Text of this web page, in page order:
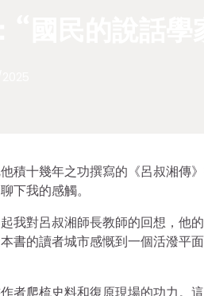
積十幾年之功撰寫的《呂叔湘傳
下我的感觸。
我對呂叔湘師長教師的回想，他
書的讀者城市感慨到一個活潑平